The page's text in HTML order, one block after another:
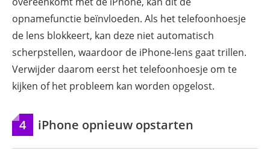
opnamefunctie beïnvloeden. Als het telefoonhoesje
de lens blokkeert, kan deze niet automatisch
scherpstellen, waardoor de iPhone-lens gaat trillen.
Verwijder daarom eerst het telefoonhoesje om te
kijken of het probleem kan worden opgelost.
4 iPhone opnieuw opstarten